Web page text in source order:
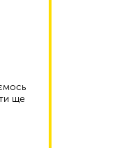
ще